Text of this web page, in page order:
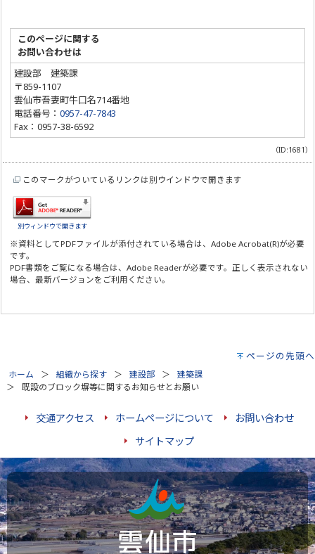
このページに関する
お問い合わせは
建設部 建築課
〒859-1107
雲仙市吾妻町牛口名714番地
電話番号：0957-47-7843
Fax：0957-38-6592
（ID:1681）
このマークがついているリンクは別ウインドウで開きます
別ウィンドウで開きます
※資料としてPDFファイルが添付されている場合は、Adobe Acrobat(R)が必要
です。
PDF書類をご覧になる場合は、Adobe Readerが必要です。正しく表示されない
場合、最新バージョンをご利用ください。
ページの先頭へ
ホーム 組織から探す 建設部
建築課
既設のブロック塀等に関するお知らせとお願い
交通アクセス ホームページについて
お問い合わせ
サイトマップ